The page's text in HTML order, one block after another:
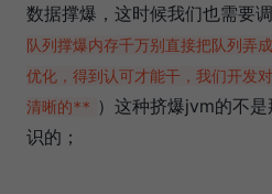
数据撑爆，这时候我们也需要
队列撑爆内存千万别直接把队列弄
优化，得到认可才能干，我们开发
清晰的** ）这种挤爆jvm的不
识的；